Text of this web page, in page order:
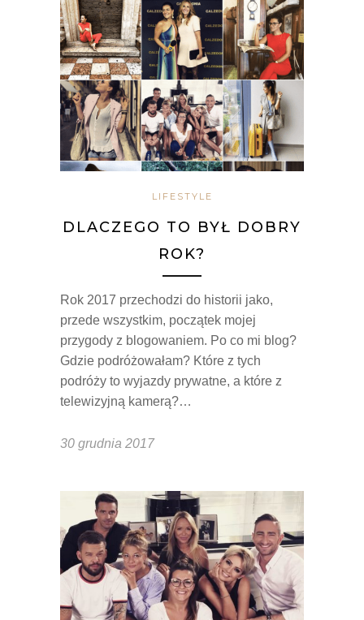
LIFESTYLE
DLACZEGO TO BYŁ DOBRY
ROK?
Rok 2017 przechodzi do historii jako,
przede wszystkim, początek mojej
przygody z blogowaniem. Po co mi blog?
Gdzie podróżowałam? Które z tych
podróży to wyjazdy prywatne, a które z
telewizyjną kamerą?…
30 grudnia 2017